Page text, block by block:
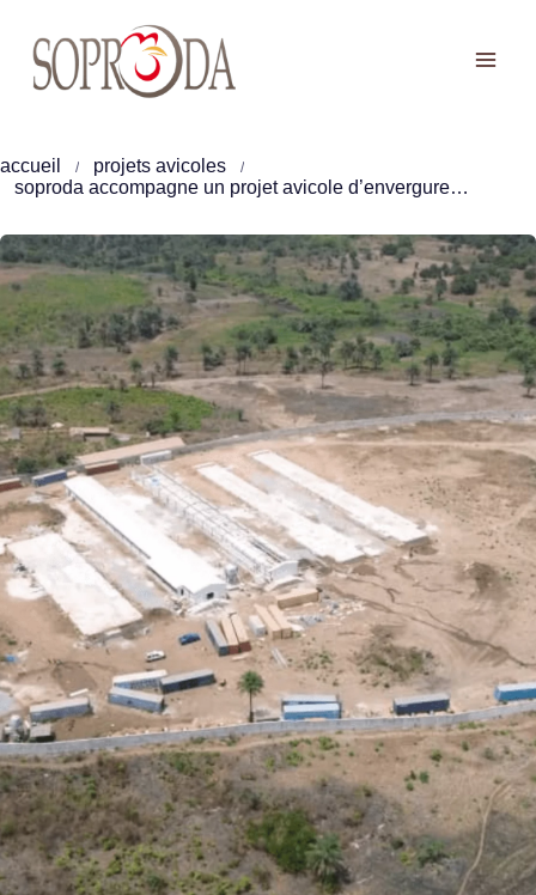
contenu
accueil
projets avicoles
soproda accompagne un projet avicole d’envergure en guinée